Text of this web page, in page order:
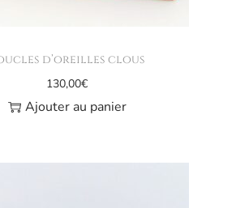
d’oreilles clous
130,00€
Ajouter au panier